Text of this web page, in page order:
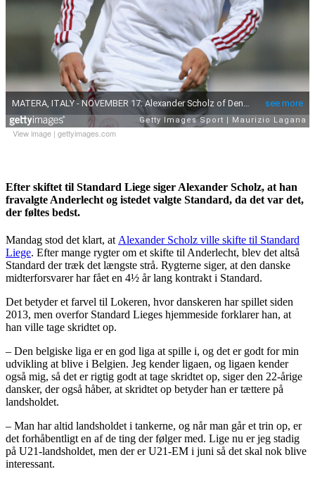
View image | gettyimages.com
Efter skiftet til Standard Liege siger Alexander Scholz, at han
fravalgte Anderlecht og istedet valgte Standard, da det var det,
der føltes bedst.
Mandag stod det klart, at Alexander Scholz ville skifte til Standard
Liege. Efter mange rygter om et skifte til Anderlecht, blev det altså
Standard der træk det længste strå. Rygterne siger, at den danske
midterforsvarer har fået en 4½ år lang kontrakt i Standard.
Det betyder et farvel til Lokeren, hvor danskeren har spillet siden
2013, men overfor Standard Lieges hjemmeside forklarer han, at
han ville tage skridtet op.
– Den belgiske liga er en god liga at spille i, og det er godt for min
udvikling at blive i Belgien. Jeg kender ligaen, og ligaen kender
også mig, så det er rigtig godt at tage skridtet op, siger den 22-årige
dansker, der også håber, at skridtet op betyder han er tættere på
landsholdet.
– Man har altid landsholdet i tankerne, og når man går et trin op, er
det forhåbentligt en af de ting der følger med. Lige nu er jeg stadig
på U21-landsholdet, men der er U21-EM i juni så det skal nok blive
interessant.